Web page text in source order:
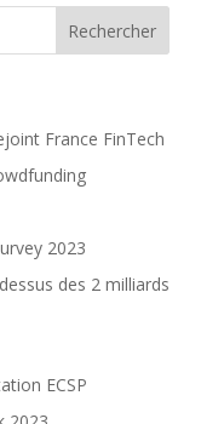
France FinTech
2023
des 2 milliards
ECSP